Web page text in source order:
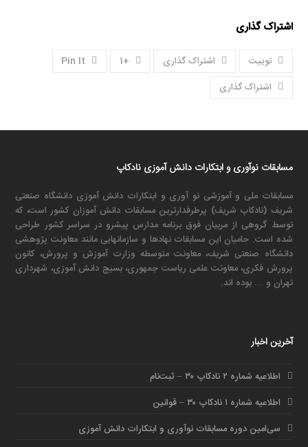
اشتراک گذاری
توییت اشتراک گذاری +1
Pin It
اشتراک گذاری
مسابقات نوآوری و ابتکارات دانش آموزی نادکاپ
مسابقات ملی و آموزشی نو آوری و ابتکارات دانش آموزی دانشگاه صنعتی
شریف (نادکاپ شریف) پرطرفدارترین مسابقات دانش آموزان کشور است، که
توسط گروهی از مربیان فوق برنامه مدارس پیشرو در سراسر کشور طراحی
شده است. حامیان این مسابقات نهادها و سازمانهایی مانند معاونت پژوهشی
دانشگاه صنعتی شریف، معاونت متوسطه وزارت آموزش و پرورش، کانون
پرورش فکری، معاونت علمی ریاست جمهوری، بسیج دانش آموزی، شهرداری
تهران و … بوده اند.
آخرین اخبار
اطلاعیه شماره ۲ نادکاپ ۳۰ – ثبت‌نام
اطلاعیه شماره ۱ نادکاپ ۳۰ – قوانین
سی‌امین دوره مسابقات نوآوری و ابتکارات دانش آموزی